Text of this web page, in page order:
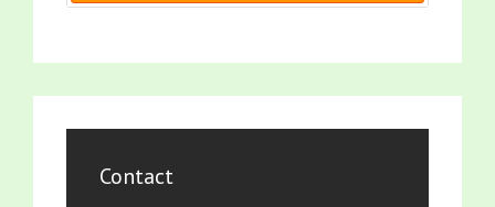
Contact